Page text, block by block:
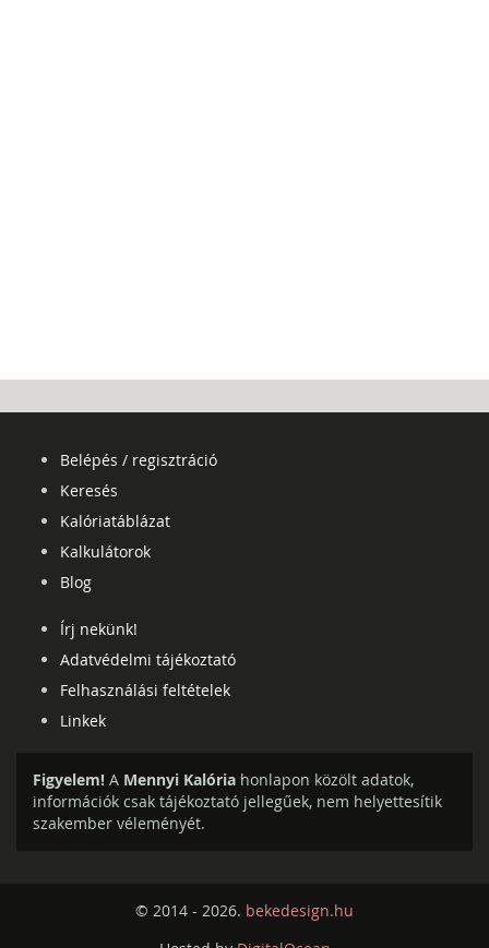
Belépés / regisztráció
Keresés
Kalóriatáblázat
Kalkulátorok
Blog
Írj nekünk!
Adatvédelmi tájékoztató
Felhasználási feltételek
Linkek
Figyelem! A Mennyi Kalória honlapon közölt adatok,
információk csak tájékoztató jellegűek, nem helyettesítik
szakember véleményét.
© 2014 - 2026. bekedesign.hu